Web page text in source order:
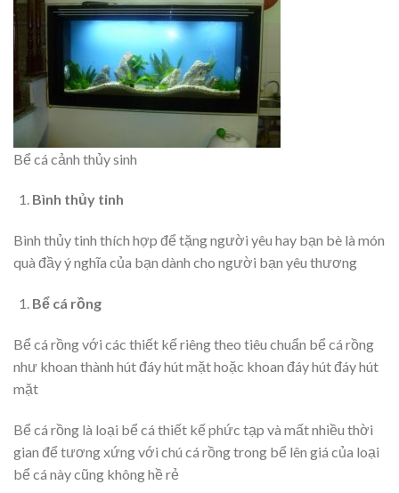
Bể cá cảnh thủy sinh
Bình thủy tinh
Bình thủy tinh thích hợp để tặng người yêu hay bạn bè là món
quà đầy ý nghĩa của bạn dành cho người bạn yêu thương
Bể cá rồng
Bể cá rồng với các thiết kế riêng theo tiêu chuẩn bể cá rồng
như khoan thành hút đáy hút mặt hoặc khoan đáy hút đáy hút
mặt
Bể cá rồng là loại bể cá thiết kế phức tạp và mất nhiều thời
gian để tương xứng với chú cá rồng trong bể lên giá của loại
bể cá này cũng không hề rẻ